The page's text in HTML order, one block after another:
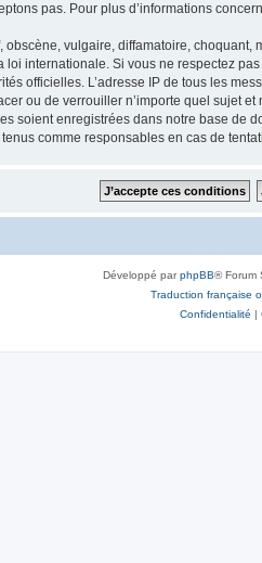
pas. Pour plus d’informations
vulgaire, diffamatoire,
internationale. Si vous ne respectez
officielles. L’adresse IP de tous les
ou de verrouiller n’importe quel sujet
soient enregistrées dans notre base de
comme responsables en cas de
Développé parphpBB® Forum
Traduction française
Confidentialité |